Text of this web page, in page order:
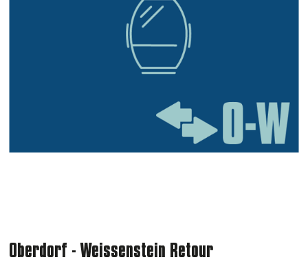
Oberdorf - Weissenstein Retour